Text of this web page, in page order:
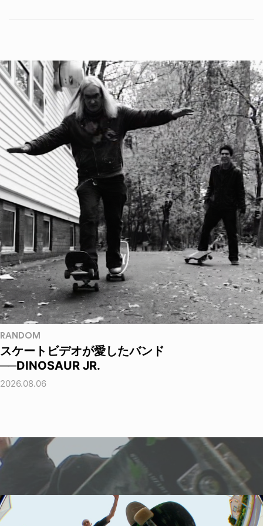
RANDOM
スケートビデオが愛したバンド
──DINOSAUR JR.
2026.08.06